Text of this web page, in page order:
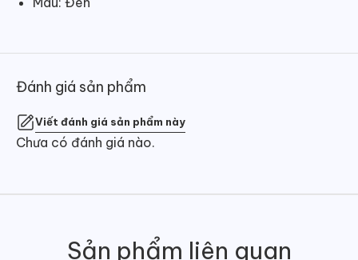
Đánh giá sản phẩm
Viết đánh giá sản phẩm này
Chưa có đánh giá nào.
Sản phẩm liên quan